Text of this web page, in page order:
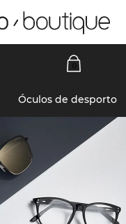
Óculos de desporto